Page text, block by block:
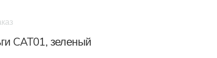
CAT01, зеленый